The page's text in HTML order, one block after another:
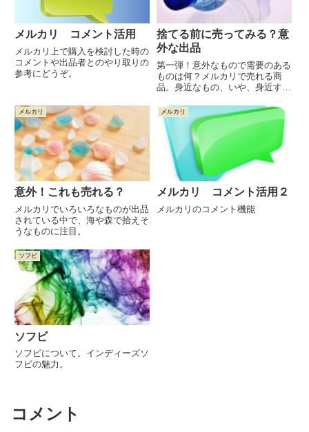
メルカリ コメント活用
メルカリ上で購入を検討した時の
コメントや出品者とのやり取りの
参考にどうぞ。
捨てる前に売ってみる？意
外な出品
第一弾！意外なもので需要のある
ものは何？メルカリで売れる商
品。身近なもの、いや、身近すぎ
す。
メルカリ
意外！これも売れる？
メルカリでいろいろなものが出品
されている中で、海や森で拾えそ
うなものに注目。
メルカリ
メルカリ コメント活用２
メルカリのコメント機能
ソフビ
ソフビ
ソフビについて。インディーズソ
フビの魅力。
コメント